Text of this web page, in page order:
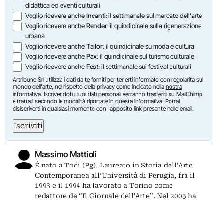
didattica ed eventi culturali
Voglio ricevere ancheIncanti: il settimanale sul mercato dell'arte
Voglio ricevere ancheRender: il quindicinale sulla rigenerazione
urbana
Voglio ricevere ancheTailor: il quindicinale su moda e cultura
Voglio ricevere anchePax: il quindicinale sul turismo culturale
Voglio ricevere ancheFest: il settimanale sui festival culturali
Artribune Srl utilizza i dati da te forniti per tenerti informato con regolarità sul
mondo dell'arte, nel rispetto della privacy come indicato nella nostra
informativa. Iscrivendoti i tuoi dati personali verranno trasferiti su MailChimp
e trattati secondo le modalità riportate in questa informativa. Potrai
disiscriverti in qualsiasi momento con l'apposito link presente nelle email.
Iscriviti
Massimo Mattioli
É nato a Todi (Pg). Laureato in Storia dell'Arte
Contemporanea all’Università di Perugia, fra il
1993 e il 1994 ha lavorato a Torino come
redattore de “Il Giornale dell'Arte”. Nel 2005 ha